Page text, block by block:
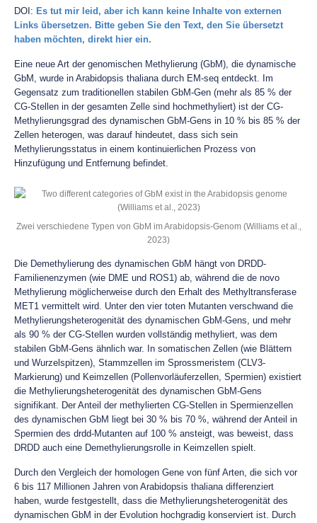
DOI: Es tut mir leid, aber ich kann keine Inhalte von externen
Links übersetzen. Bitte geben Sie den Text, den Sie übersetzt
haben möchten, direkt hier ein.
Eine neue Art der genomischen Methylierung (GbM), die dynamische
GbM, wurde in Arabidopsis thaliana durch EM-seq entdeckt. Im
Gegensatz zum traditionellen stabilen GbM-Gen (mehr als 85 % der
CG-Stellen in der gesamten Zelle sind hochmethyliert) ist der CG-
Methylierungsgrad des dynamischen GbM-Gens in 10 % bis 85 % der
Zellen heterogen, was darauf hindeutet, dass sich sein
Methylierungsstatus in einem kontinuierlichen Prozess von
Hinzufügung und Entfernung befindet.
Zwei verschiedene Typen von GbM im Arabidopsis-Genom (Williams et al.,
2023)
Die Demethylierung des dynamischen GbM hängt von DRDD-
Familienenzymen (wie DME und ROS1) ab, während die de novo
Methylierung möglicherweise durch den Erhalt des Methyltransferase
MET1 vermittelt wird. Unter den vier toten Mutanten verschwand die
Methylierungsheterogenität des dynamischen GbM-Gens, und mehr
als 90 % der CG-Stellen wurden vollständig methyliert, was dem
stabilen GbM-Gens ähnlich war. In somatischen Zellen (wie Blättern
und Wurzelspitzen), Stammzellen im Sprossmeristem (CLV3-
Markierung) und Keimzellen (Pollenvorläuferzellen, Spermien) existiert
die Methylierungsheterogenität des dynamischen GbM-Gens
signifikant. Der Anteil der methylierten CG-Stellen in Spermienzellen
des dynamischen GbM liegt bei 30 % bis 70 %, während der Anteil in
Spermien des drdd-Mutanten auf 100 % ansteigt, was beweist, dass
DRDD auch eine Demethylierungsrolle in Keimzellen spielt.
Durch den Vergleich der homologen Gene von fünf Arten, die sich vor
6 bis 117 Millionen Jahren von Arabidopsis thaliana differenziert
haben, wurde festgestellt, dass die Methylierungsheterogenität des
dynamischen GbM in der Evolution hochgradig konserviert ist. Durch